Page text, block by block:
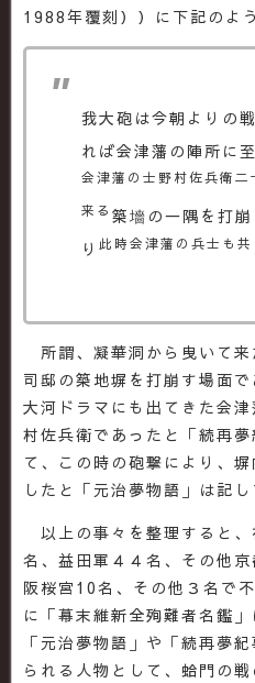
1988年覆刻））に下記のよ
我大砲は今朝よりの
れば会津藩の陣所に
会津藩の士野村佐兵衛
来る 築墻の一隅を打
り 此時会津藩の兵士も共
所謂、凝華洞から曳いて
司邸の築地塀を打崩す場面
大河ドラマにも出てきた会
村佐兵衛であったと「続再
て、この時の砲撃により、
したと「元治夢物語」は記し
以上の事々を整理すると、
名、益田軍４４名、その他
阪桜宮10名、その他３名で
に「幕末維新全殉難者名鑑」
「元治夢物語」や「続再夢
られる人物として、蛤門の